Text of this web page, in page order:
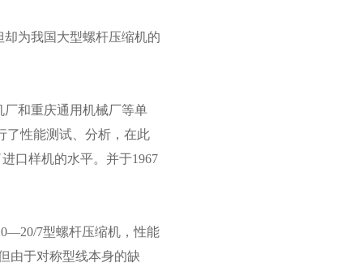
为我国大型螺杆压缩机的
厂和重庆通用机械厂等单
了性能测试、分析，在此
口样机的水平。并于1967
7型螺杆压缩机，性能
由于对称型线本身的缺